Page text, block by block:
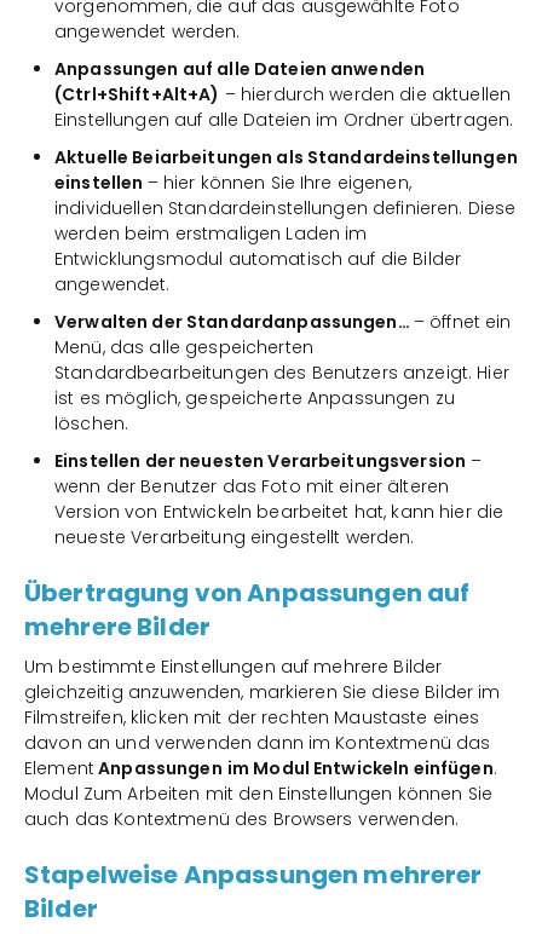
vorgenommen, die auf das ausgewählte Foto
angewendet werden.
Anpassungen auf alle Dateien anwenden
(Ctrl+Shift+Alt+A) – hierdurch werden die aktuellen
Einstellungen auf alle Dateien im Ordner übertragen.
Aktuelle Beiarbeitungen als Standardeinstellungen
einstellen – hier können Sie Ihre eigenen,
individuellen Standardeinstellungen definieren. Diese
werden beim erstmaligen Laden im
Entwicklungsmodul automatisch auf die Bilder
angewendet.
Verwalten der Standardanpassungen… – öffnet ein
Menü, das alle gespeicherten
Standardbearbeitungen des Benutzers anzeigt. Hier
ist es möglich, gespeicherte Anpassungen zu
löschen.
Einstellen der neuesten Verarbeitungsversion –
wenn der Benutzer das Foto mit einer älteren
Version von Entwickeln bearbeitet hat, kann hier die
neueste Verarbeitung eingestellt werden.
Übertragung von Anpassungen auf
mehrere Bilder
Um bestimmte Einstellungen auf mehrere Bilder
gleichzeitig anzuwenden, markieren Sie diese Bilder im
Filmstreifen, klicken mit der rechten Maustaste eines
davon an und verwenden dann im Kontextmenü das
Element Anpassungen im Modul Entwickeln einfügen.
Modul Zum Arbeiten mit den Einstellungen können Sie
auch das Kontextmenü des Browsers verwenden.
Stapelweise Anpassungen mehrerer
Bilder